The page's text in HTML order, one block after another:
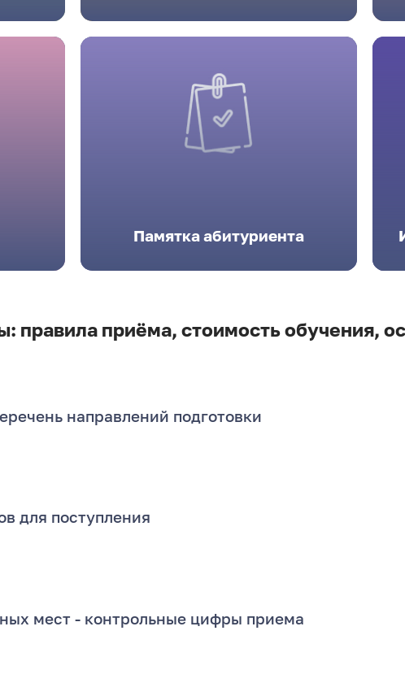
Памятка абитуриента
правила приёма, стоимость обучения,
направлений подготовки
для поступления
мест - контрольные цифры приема